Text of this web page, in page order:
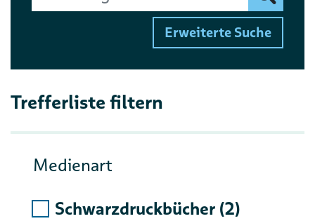
Finden
Erweiterte Suche
Trefferliste filtern
Medienart
Schwarzdruckbücher (2)